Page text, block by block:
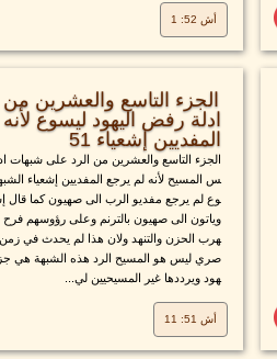
أش 52: 1
الجزء التاسع والعشرين
ادلة رفض اليهود ليسوع
المفديين إشعياء 51
الجزء التاسع والعشرين من الرد على شبهات
س المسيح لأنه لم يرجع المفديين إشعياء
وع لم يرجع مفديو الرب الى صهيون كما قال
وياتون الى صهيون بالترنم وعلى رؤوسهم فرح
هرب الحزن والتنهد ولان هذا لم يحدث في زمن
صري ليس هو المسيح الرد هذه الشبهة هي
هود ويرددها غير المسيحيين لي...
أش 51: 11